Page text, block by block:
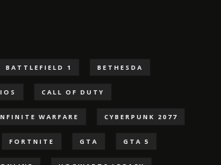
BATTLEFIELD 1 BETHESDA
CALL OF DUTY
WARFARE CYBERPUNK 2077
FORTNITE GTA GTA 5